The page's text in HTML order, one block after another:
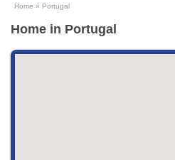
Home Portugal
Home in Portugal